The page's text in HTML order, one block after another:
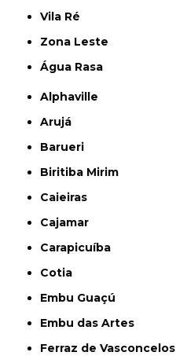
Vila Ré
Zona Leste
Água Rasa
Alphaville
Arujá
Barueri
Biritiba Mirim
Caieiras
Cajamar
Carapicuíba
Cotia
Embu Guaçú
Embu das Artes
Ferraz de Vasconcelos